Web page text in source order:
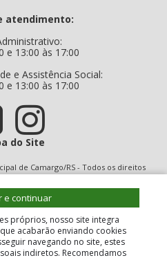
e continuar
próprios, nosso site integra
acabarão enviando cookies
navegando no site, estes
indiretos. Recomendamos
atendimento:
e 13:00 às 17:00
e Assistência Social:
e 13:00 às 17:00
do Site
de Camargo/RS - Todos os direitos